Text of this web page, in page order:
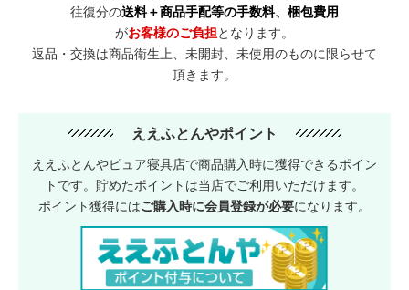
往復分の送料＋商品手配等の手数料、梱包費用
がお客様のご負担となります。
返品・交換は商品衛生上、未開封、未使用のものに限らせて
頂きます。
ええふとんやポイント
ええふとんやピュア寝具店で商品購入時に獲得できるポイン
トです。貯めたポイントは当店でご利用いただけます。
ポイント獲得にはご購入時に会員登録が必要になります。